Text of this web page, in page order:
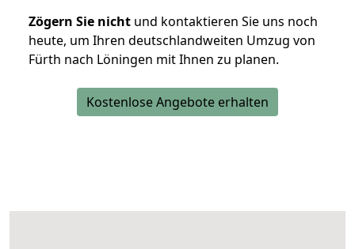
Zögern Sie nicht und kontaktieren Sie uns noch
heute, um Ihren deutschlandweiten Umzug von
Fürth nach Löningen mit Ihnen zu planen.
Kostenlose Angebote erhalten